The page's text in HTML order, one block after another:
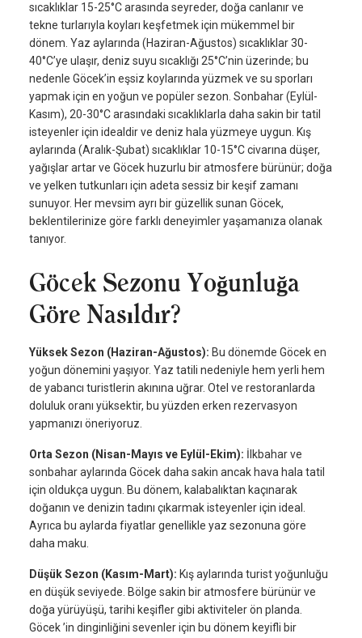
sıcaklıklar 15-25°C arasında seyreder, doğa canlanır ve
tekne turlarıyla koyları keşfetmek için mükemmel bir
dönem. Yaz aylarında (Haziran-Ağustos) sıcaklıklar 30-
40°C’ye ulaşır, deniz suyu sıcaklığı 25°C’nin üzerinde; bu
nedenle Göcek’in eşsiz koylarında yüzmek ve su sporları
yapmak için en yoğun ve popüler sezon. Sonbahar (Eylül-
Kasım), 20-30°C arasındaki sıcaklıklarla daha sakin bir tatil
isteyenler için idealdir ve deniz hala yüzmeye uygun. Kış
aylarında (Aralık-Şubat) sıcaklıklar 10-15°C civarına düşer,
yağışlar artar ve Göcek huzurlu bir atmosfere bürünür; doğa
ve yelken tutkunları için adeta sessiz bir keşif zamanı
sunuyor. Her mevsim ayrı bir güzellik sunan Göcek,
beklentilerinize göre farklı deneyimler yaşamanıza olanak
tanıyor.
Göcek Sezonu Yoğunluğa
Göre Nasıldır?
Yüksek Sezon (Haziran-Ağustos): Bu dönemde Göcek en
yoğun dönemini yaşıyor. Yaz tatili nedeniyle hem yerli hem
de yabancı turistlerin akınına uğrar. Otel ve restoranlarda
doluluk oranı yüksektir, bu yüzden erken rezervasyon
yapmanızı öneriyoruz.
Orta Sezon (Nisan-Mayıs ve Eylül-Ekim): İlkbahar ve
sonbahar aylarında Göcek daha sakin ancak hava hala tatil
için oldukça uygun. Bu dönem, kalabalıktan kaçınarak
doğanın ve denizin tadını çıkarmak isteyenler için ideal.
Ayrıca bu aylarda fiyatlar genellikle yaz sezonuna göre
daha maku.
Düşük Sezon (Kasım-Mart): Kış aylarında turist yoğunluğu
en düşük seviyede. Bölge sakin bir atmosfere bürünür ve
doğa yürüyüşü, tarihi keşifler gibi aktiviteler ön planda.
Göcek ’in dinginliğini sevenler için bu dönem keyifli bir